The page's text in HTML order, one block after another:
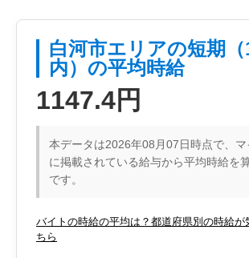
白河市エリアの短期
内）の平均時給
1147.4円
本データは2026年08月07日時点で、マ
に掲載されている給与から平均時給を
です。
バイトの時給の平均は？都道府県別の時給が
ちら